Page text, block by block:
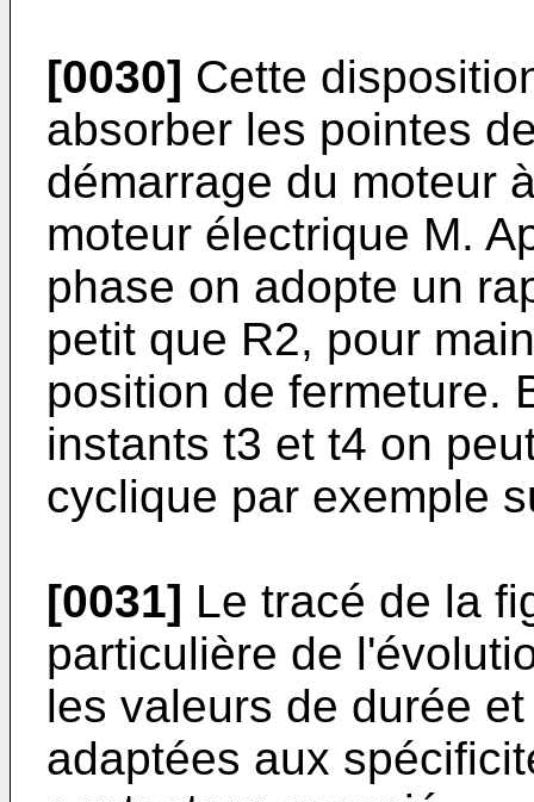
[0030] Cette
absorber les pointes
démarrage du moteur
moteur électrique M.
phase on adopte un
petit que R2, pour
position de fermeture.
instants t3 et t4 on
cyclique par exemple
[0031] Le tracé de la
particulière de
les valeurs de durée
adaptées aux